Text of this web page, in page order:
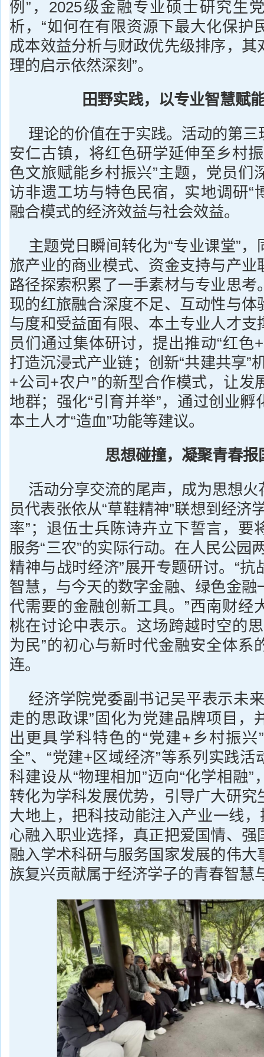
例”，2025级金融专业硕士研究生
析，“如何在有限资源下最大化保护
成本效益分析与财政优先级排序，其
理的启示依然深刻”。
田野实践，以专业智慧赋
理论的价值在于实践。活动的第
安仁古镇，将红色研学延伸至乡村
色文旅赋能乡村振兴”主题，党员们
访非遗工坊与特色民宿，实地调研“
融合模式的经济效益与社会效益。
主题党日瞬间转化为“专业课堂”
旅产业的商业模式、资金支持与产业
路径探索积累了一手素材与专业思考
现的红旅融合深度不足、互动性与体
与度和受益面有限、本土专业人才支
员们通过集体研讨，提出推动“红色
打造沉浸式产业链；创新“共建共享”
+公司+农户”的新型合作模式，让发
地群；强化“引育并举”，通过创业孵
本土人才“造血”功能等建议。
思想碰撞，凝聚青春报
活动分享交流的尾声，成为思想
员代表张依从“草鞋精神”联想到经济
率”；退伍士兵陈诗卉立下誓言，要
服务“三农”的实际行动。在人民公园
精神与战时经济”展开专题研讨。“抗
智慧，与今天的数字金融、绿色金融
代需要的金融创新工具。”西南财经
桃在讨论中表示。这场跨越时空的
为民”的初心与新时代金融安全体系
连。
经济学院党委副书记吴平表示未
走的思政课”固化为党建品牌项目，
出更具学科特色的“党建+乡村振兴
全”、“党建+区域经济”等系列实践
科建设从“物理相加”迈向“化学相融
转化为学科发展优势，引导广大研究
大地上，把科技动能注入产业一线，
心融入职业选择，真正把爱国情、强
融入学术科研与服务国家发展的伟大
族复兴贡献属于经济学子的青春智慧